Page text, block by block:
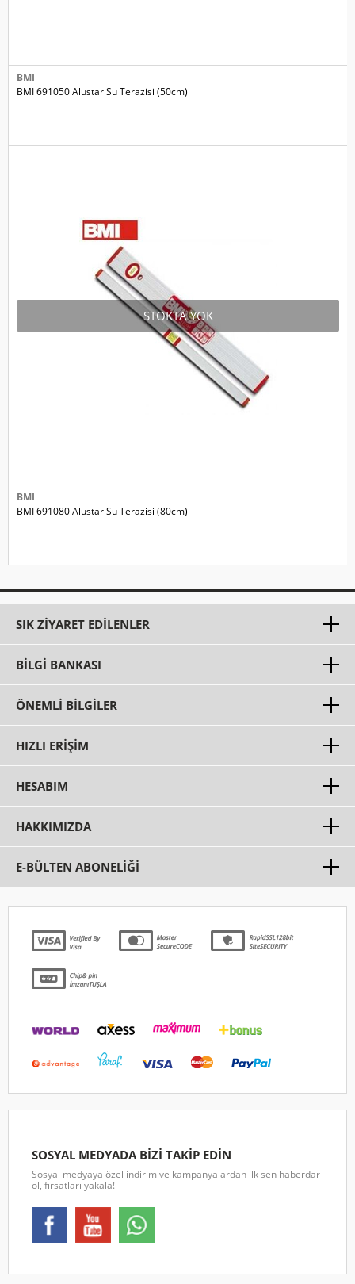
BMI
BMI 691050 Alustar Su Terazisi (50cm)
STOKTA YOK
BMI
BMI 691080 Alustar Su Terazisi (80cm)
SIK ZIYARET EDILENLER
BILGI BANKASI
ÖNEMLI BILGILER
HIZLI ERIŞIM
HESABIM
HAKKIMIZDA
E-BÜLTEN ABONELİĞİ
SOSYAL MEDYADA BİZİ TAKİP EDİN
Sosyal medyaya özel indirim ve kampanyalardan ilk sen haberdar
ol, fırsatları yakala!